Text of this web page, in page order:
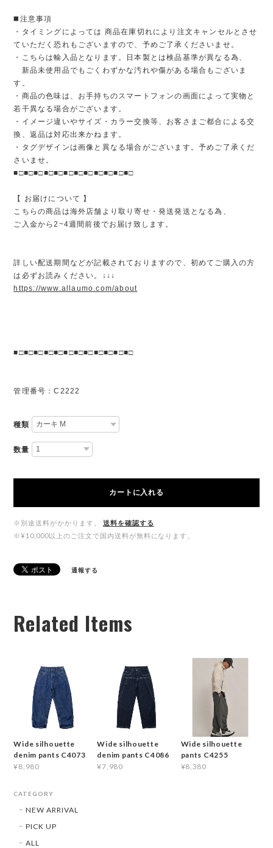
◼️注意事項
・タイミングによっては 商品在庫切れにより注文キャンセルとさせ
ていただく恐れもございますので、予めご了承くださいませ。
・こちらは輸入品となります。日本製とは検品基準が異なる為、
新品未使用品でもごくわずかな汚れや傷がある場合もございま
す。
・商品の色味は、お手持ちのスマートフォンの画面によって実物と
若干異なる場合がございます。
・イメージ違いやサイズ・カラー交換等、お客さまご都合による交
換、返品は対応出来かねます。
・タグデザインは画像と異なる場合がございます。予めご了承くだ
さいませ。
■□■□■□■□■□■□■□■□■□■□■□■□
【 お届けについて 】
こちらの商品は海外店舗より取り寄せ・発送発送となる為、
ご入金から2~4週間前後でお届け致します。
詳しい配送期間などが記載されておりますので、初めてご購入の方
は必ずお読みください。↓↓↓
https://www.allaumo.com/about
■□■□■□■□■□■□■□■□■□■□■□■□
管理番号：C2222
種類
数量
カートに入れる
※別途送料がかかります。
送料を確認する
※¥10,000以上のご注文で国内送料が無料になります。
通報する
Related Items
Wide silhouette
denim pants C4073
¥8,980
Wide silhouette
denim pants C4086
¥7,980
Wide silhouette
pants C4255
¥8,380
CATEGORY
NEW ARRIVAL
PICK UP
ALL